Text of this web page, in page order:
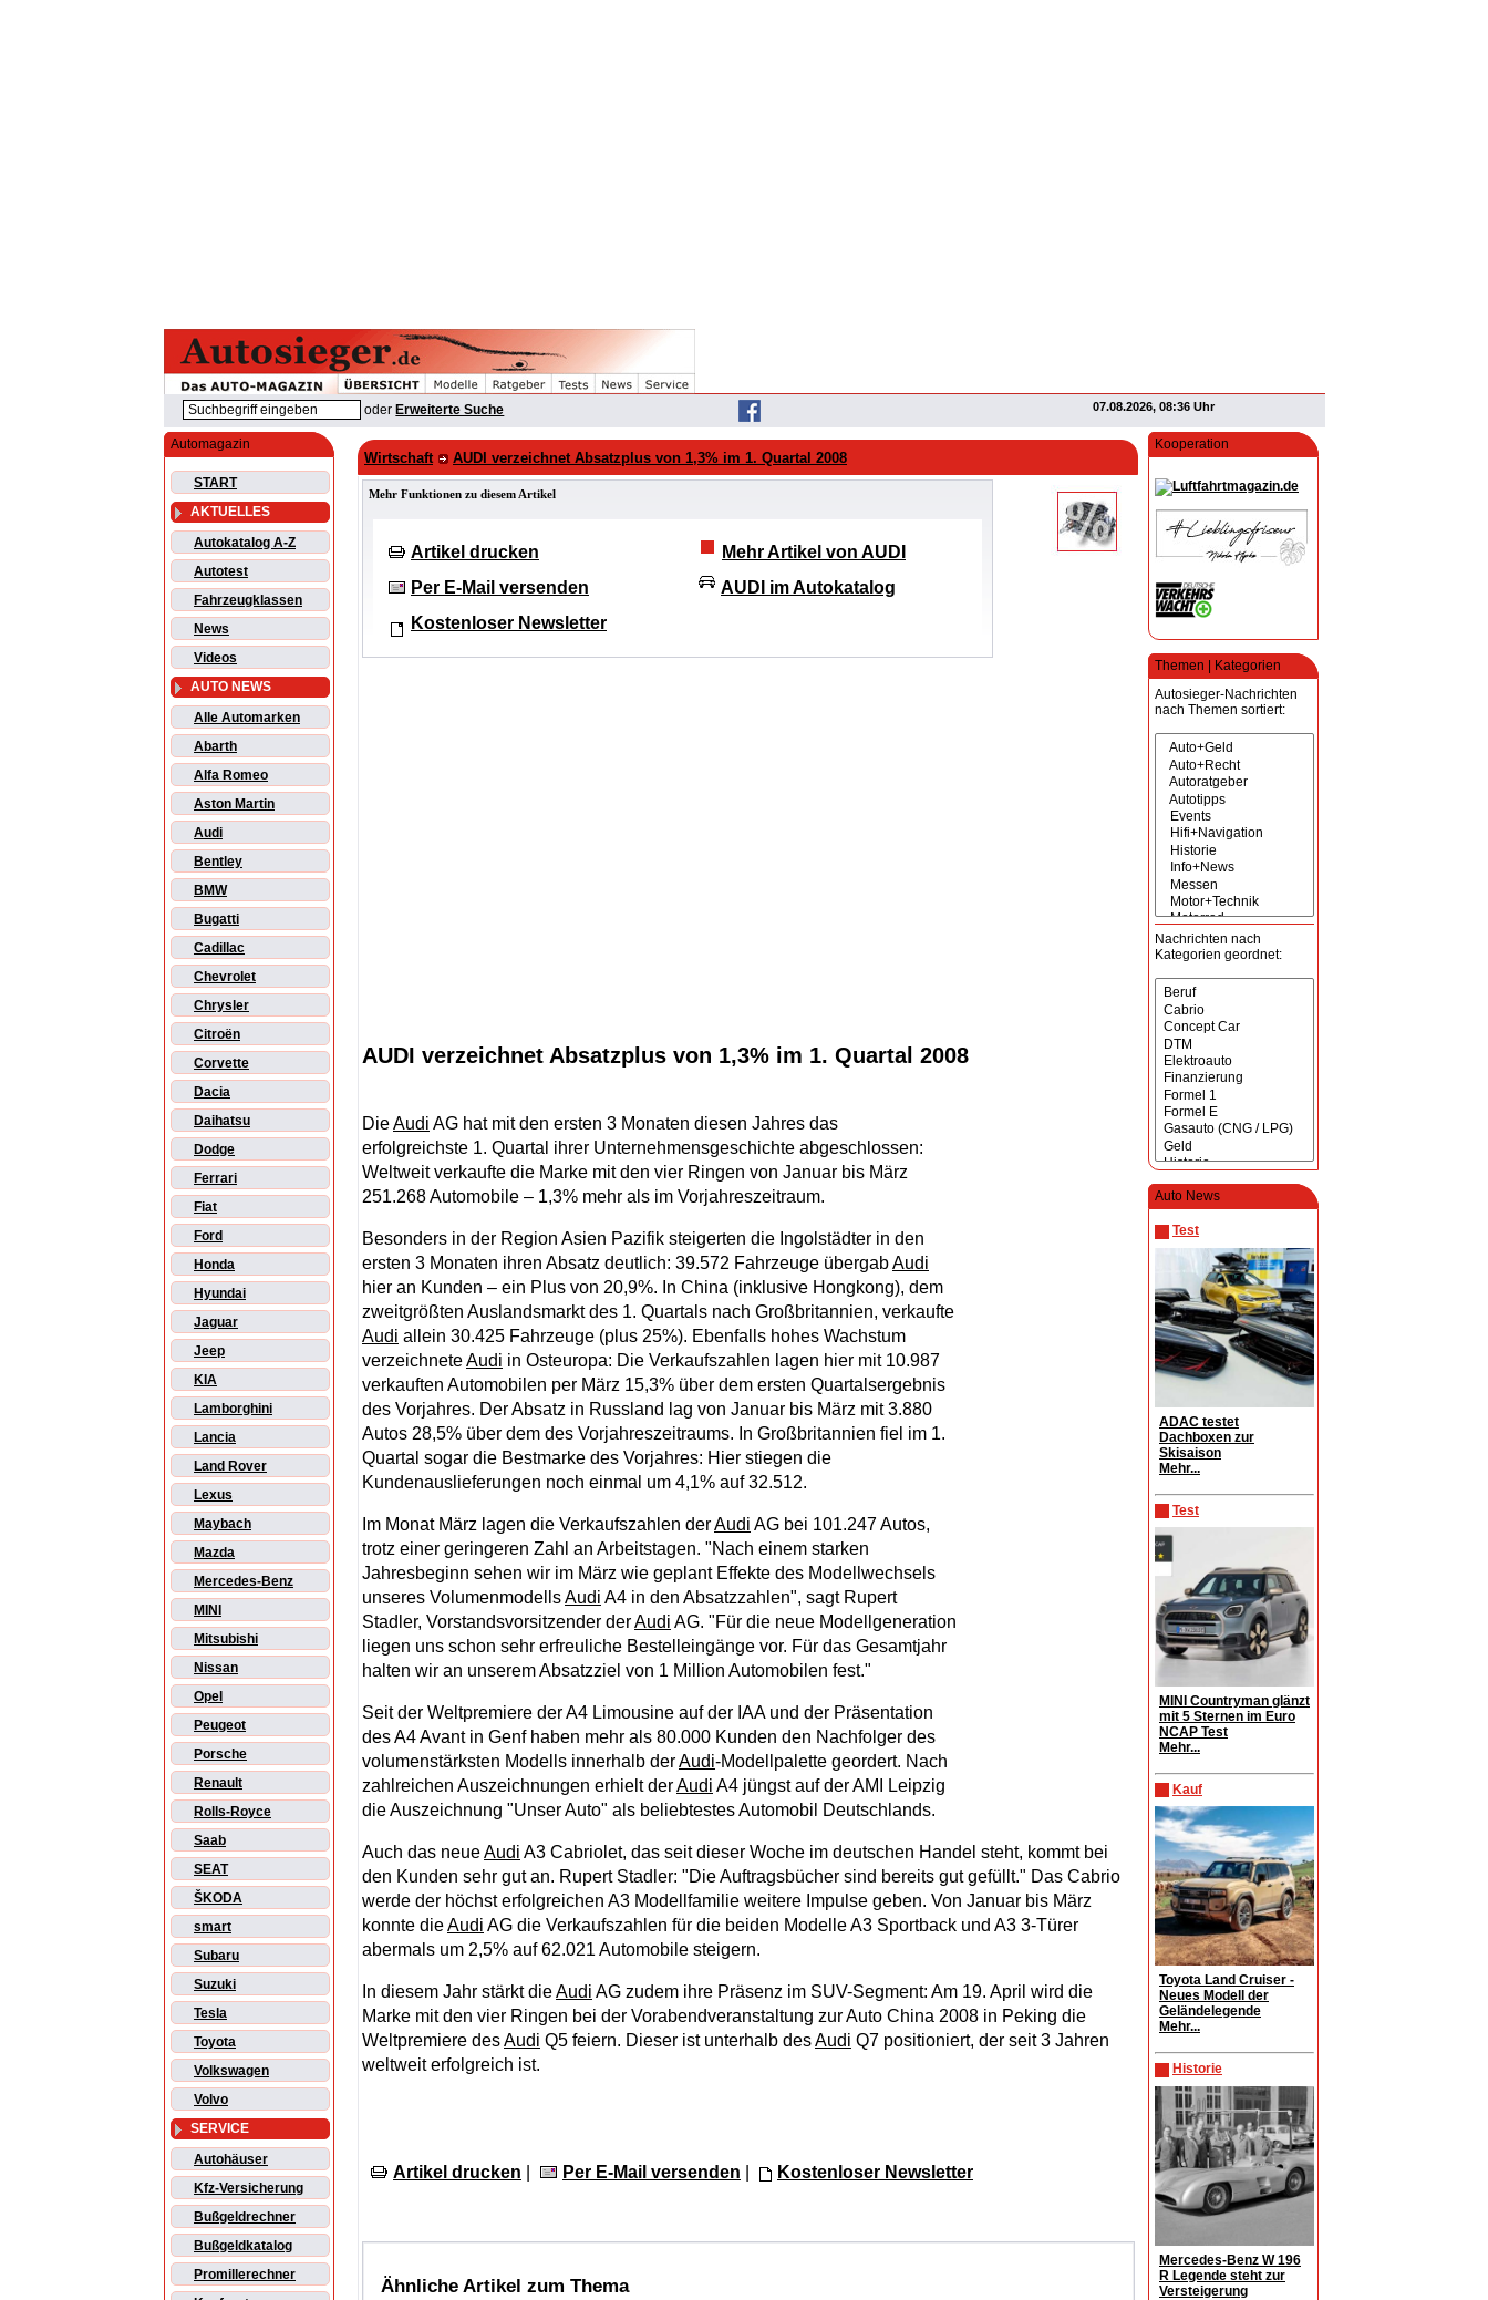
oder Erweiterte Suche 07.08.2026, 08:36 Uhr
Automagazin
START
AKTUELLES
Autokatalog A-Z
Autotest
Fahrzeugklassen
News
Videos
AUTO NEWS
Alle Automarken
Abarth
Alfa Romeo
Aston Martin
Audi
Bentley
BMW
Bugatti
Cadillac
Chevrolet
Chrysler
Citroën
Corvette
Dacia
Daihatsu
Dodge
Ferrari
Fiat
Ford
Honda
Hyundai
Jaguar
Jeep
KIA
Lamborghini
Lancia
Land Rover
Lexus
Maybach
Mazda
Mercedes-Benz
MINI
Mitsubishi
Nissan
Opel
Peugeot
Porsche
Renault
Rolls-Royce
Saab
SEAT
ŠKODA
smart
Subaru
Suzuki
Tesla
Toyota
Volkswagen
Volvo
SERVICE
Autohäuser
Kfz-Versicherung
Bußgeldrechner
Bußgeldkatalog
Promillerechner
Kooperation
Themen | Kategorien
Autosieger-Nachrichten
nach Themen sortiert:
Nachrichten nach
Kategorien geordnet:
Auto News
Test
ADAC testet
Dachboxen zur
Skisaison
Mehr...
Test
MINI Countryman glänzt
mit 5 Sternen im Euro
NCAP Test
Mehr...
Kauf
Toyota Land Cruiser -
Neues Modell der
Geländelegende
Mehr...
Historie
Mercedes-Benz W 196
R Legende steht zur
Versteigerung
Wirtschaft AUDI verzeichnet Absatzplus von 1,3% im 1. Quartal 2008
Mehr Funktionen zu diesem Artikel
Artikel drucken
Per E-Mail versenden
Kostenloser Newsletter
Mehr Artikel von AUDI
AUDI im Autokatalog
AUDI verzeichnet Absatzplus von 1,3% im 1. Quartal 2008
DieAudi AG hat mit den ersten 3 Monaten diesen Jahres das
erfolgreichste 1. Quartal ihrer Unternehmensgeschichte abgeschlossen:
Weltweit verkaufte die Marke mit den vier Ringen von Januar bis März
251.268 Automobile – 1,3% mehr als im Vorjahreszeitraum.
Besonders in der Region Asien Pazifik steigerten die Ingolstädter in den
ersten 3 Monaten ihren Absatz deutlich: 39.572 Fahrzeuge übergabAudi
hier an Kunden – ein Plus von 20,9%. In China (inklusive Hongkong), dem
zweitgrößten Auslandsmarkt des 1. Quartals nach Großbritannien, verkaufte
Audi allein 30.425 Fahrzeuge (plus 25%). Ebenfalls hohes Wachstum
verzeichneteAudi in Osteuropa: Die Verkaufszahlen lagen hier mit 10.987
verkauften Automobilen per März 15,3% über dem ersten Quartalsergebnis
des Vorjahres. Der Absatz in Russland lag von Januar bis März mit 3.880
Autos 28,5% über dem des Vorjahreszeitraums. In Großbritannien fiel im 1.
Quartal sogar die Bestmarke des Vorjahres: Hier stiegen die
Kundenauslieferungen noch einmal um 4,1% auf 32.512.
Im Monat März lagen die Verkaufszahlen derAudi AG bei 101.247 Autos,
trotz einer geringeren Zahl an Arbeitstagen. "Nach einem starken
Jahresbeginn sehen wir im März wie geplant Effekte des Modellwechsels
unseres VolumenmodellsAudi A4 in den Absatzzahlen", sagt Rupert
Stadler, Vorstandsvorsitzender derAudi AG. "Für die neue Modellgeneration
liegen uns schon sehr erfreuliche Bestelleingänge vor. Für das Gesamtjahr
halten wir an unserem Absatzziel von 1 Million Automobilen fest."
Seit der Weltpremiere der A4 Limousine auf der IAA und der Präsentation
des A4 Avant in Genf haben mehr als 80.000 Kunden den Nachfolger des
volumenstärksten Modells innerhalb derAudi-Modellpalette geordert. Nach
zahlreichen Auszeichnungen erhielt derAudi A4 jüngst auf der AMI Leipzig
die Auszeichnung "Unser Auto" als beliebtestes Automobil Deutschlands.
Auch das neueAudi A3 Cabriolet, das seit dieser Woche im deutschen Handel steht, kommt bei
den Kunden sehr gut an. Rupert Stadler: "Die Auftragsbücher sind bereits gut gefüllt." Das Cabrio
werde der höchst erfolgreichen A3 Modellfamilie weitere Impulse geben. Von Januar bis März
konnte dieAudi AG die Verkaufszahlen für die beiden Modelle A3 Sportback und A3 3-Türer
abermals um 2,5% auf 62.021 Automobile steigern.
In diesem Jahr stärkt dieAudi AG zudem ihre Präsenz im SUV-Segment: Am 19. April wird die
Marke mit den vier Ringen bei der Vorabendveranstaltung zur Auto China 2008 in Peking die
Weltpremiere desAudi Q5 feiern. Dieser ist unterhalb desAudi Q7 positioniert, der seit 3 Jahren
weltweit erfolgreich ist.
Artikel drucken Per E-Mail versenden Kostenloser Newsletter
Ähnliche Artikel zum Thema